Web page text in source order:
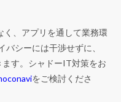
く、アプリを通して業務環
シーには干渉せずに、
す。シャドーIT対策をお
をご検討くださ